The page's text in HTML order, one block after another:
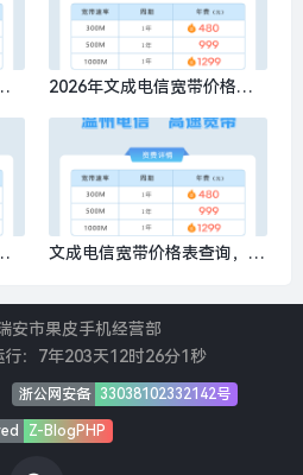
2026年文成电信宽带价格表
文成电信宽带价格表查询，推
元
安市果皮手机经营部
： 7年203天12时26分1秒
浙公网安备 33038102332142号
Z-BlogPHP